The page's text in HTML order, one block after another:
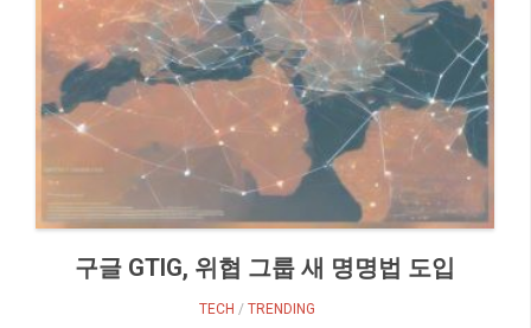
구글 GTIG, 위협 그룹 새 명명법 도입
TECH / TRENDING